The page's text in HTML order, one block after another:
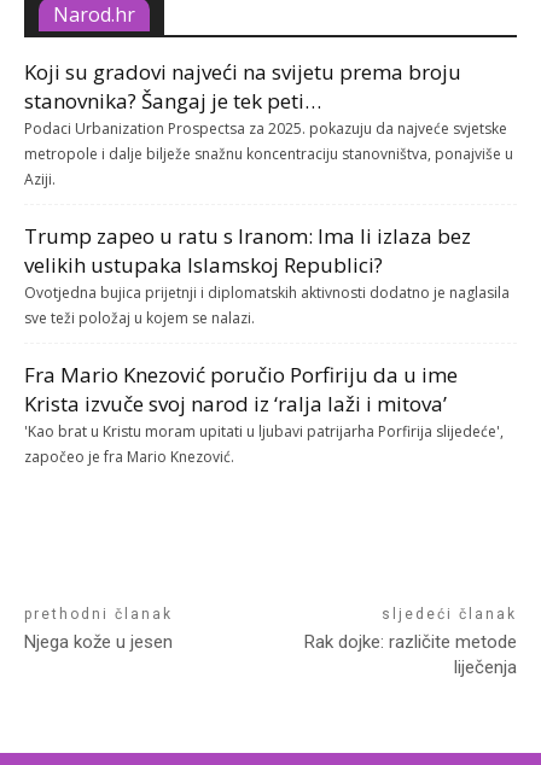
Narod.hr
Koji su gradovi najveći na svijetu prema broju
stanovnika? Šangaj je tek peti…
Podaci Urbanization Prospectsa za 2025. pokazuju da najveće svjetske
metropole i dalje bilježe snažnu koncentraciju stanovništva, ponajviše u
Aziji.
Trump zapeo u ratu s Iranom: Ima li izlaza bez
velikih ustupaka Islamskoj Republici?
Ovotjedna bujica prijetnji i diplomatskih aktivnosti dodatno je naglasila
sve teži položaj u kojem se nalazi.
Fra Mario Knezović poručio Porfiriju da u ime
Krista izvuče svoj narod iz ‘ralja laži i mitova’
'Kao brat u Kristu moram upitati u ljubavi patrijarha Porfirija slijedeće',
započeo je fra Mario Knezović.
prethodni članak
Njega kože u jesen
sljedeći članak
Rak dojke: različite metode
liječenja